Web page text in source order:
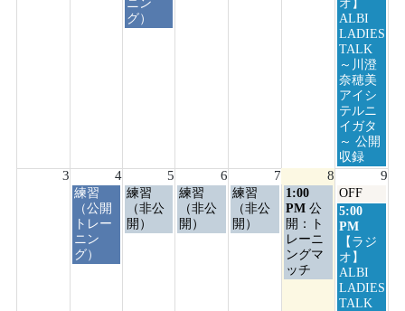
月
ニン
グ）
月
2nd
2026
オ】
ALBI
LADIES
TALK
～川澄
奈穂美
アイシ
テルニ
イガタ
～ 公開
収録
3 4 5 6 7 8 9
火
曜
日,
8
月
練習
（公開
トレー
ニン
グ）
水
曜
日,
練習
（非公
開）
木
曜
日,
練習
（非公
開）
金
曜
日,
練習
（非公
開）
土
曜
日,
8
月
8th
1:00
PM 公
開：ト
レーニ
ングマ
ッチ
日
曜
日,
月
9th
2026
OFF
日
曜
日,
8
月
9th
2026
5:00
PM
【ラジ
オ】
ALBI
LADIES
TALK